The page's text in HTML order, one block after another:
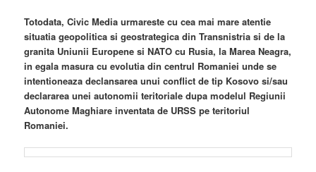
Totodata, Civic Media urmareste cu cea mai mare atentie
situatia geopolitica si geostrategica din Transnistria si de la
granita Uniunii Europene si NATO cu Rusia, la Marea Neagra,
in egala masura cu evolutia din centrul Romaniei unde se
intentioneaza declansarea unui conflict de tip Kosovo si/sau
declararea unei autonomii teritoriale dupa modelul Regiunii
Autonome Maghiare inventata de URSS pe teritoriul
Romaniei.